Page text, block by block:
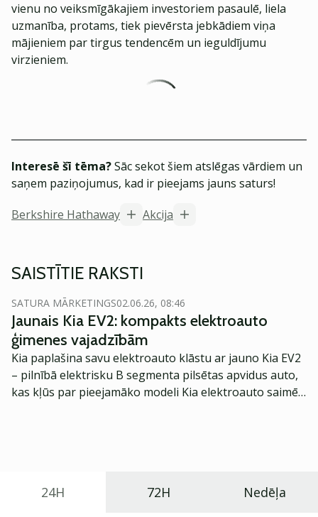
vienu no veiksmīgākajiem investoriem pasaulē, liela
uzmanība, protams, tiek pievērsta jebkādiem viņa
mājieniem par tirgus tendencēm un ieguldījumu
virzieniem.
Interesē šī tēma?Sāc sekot šiem atslēgas vārdiem un
saņem paziņojumus, kad ir pieejams jauns saturs!
Berkshire Hathaway
Akcija
SAISTĪTIE RAKSTI
SATURA MĀRKETINGS02.06.26, 08:46
Jaunais Kia EV2: kompakts elektroauto
ģimenes vajadzībām
Kia paplašina savu elektroauto klāstu ar jauno Kia EV2
– pilnībā elektrisku B segmenta pilsētas apvidus auto,
kas kļūs par pieejamāko modeli Kia elektroauto saimē
24H 72H Nedēļa